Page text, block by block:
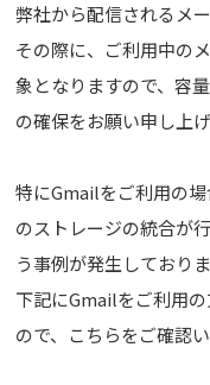
弊社から配信されるメ
その際に、ご利用中の
象となりますので、容
の確保をお願い申し上げ
特にGmailをご利用の
のストレージの統合が
う事例が発生しておりま
下記にGmailをご利用
ので、こちらをご確認